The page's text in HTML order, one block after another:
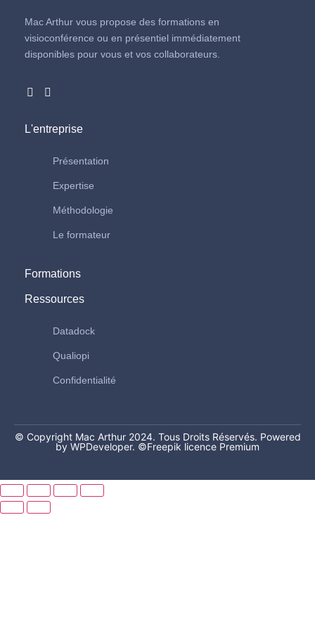
Mac Arthur vous propose des formations en
visioconférence ou en présentiel immédiatement
disponibles pour vous et vos collaborateurs.
L'entreprise
Présentation
Expertise
Méthodologie
Le formateur
Formations
Ressources
Datadock
Qualiopi
Confidentialité
© Copyright Mac Arthur 2024. Tous Droits Réservés. Powered
by WPDeveloper. ©Freepik licence Premium